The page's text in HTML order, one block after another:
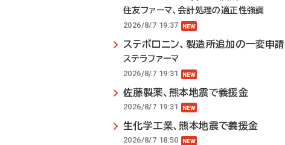
住友ファーマ、会計処理の適正性強調
2026/8/7 19:37
ステボロニン、製造所追加の一変申請
ステラファーマ
2026/8/7 19:31
佐藤製薬、熊本地震で義援金
2026/8/7 19:31
生化学工業、熊本地震で義援金
2026/8/7 18:50